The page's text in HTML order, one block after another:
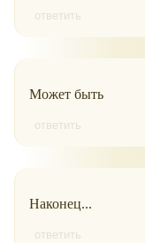
ответить
Может быть
ответить
Наконец...
ответить